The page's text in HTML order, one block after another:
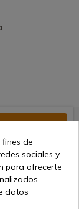
al carrito
1998de
sociales y
para ofrecerte
datos